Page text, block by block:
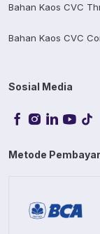
Bahan Kaos CVC
Bahan Kaos CVC
Sosial Media
Metode